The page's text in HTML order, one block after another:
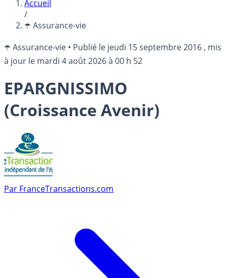
Accueil
/
☂️ Assurance-vie
☂️ Assurance-vie • Publié le jeudi 15 septembre 2016 , mis
à jour le mardi 4 août 2026 à 00 h 52
EPARGNISSIMO
(Croissance Avenir)
Par FranceTransactions.com